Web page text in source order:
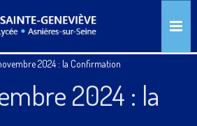
2024 : la Confirmation
2024 : la